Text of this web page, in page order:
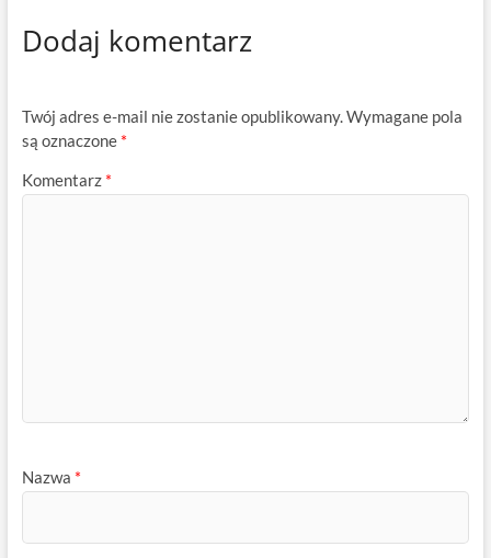
Dodaj komentarz
Twój adres e-mail nie zostanie opublikowany.Wymagane pola
są oznaczone *
Komentarz *
Nazwa *